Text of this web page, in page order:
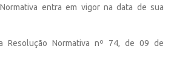
entra em vigor na data de sua
Resolução Normativa nº 74, de 09 de